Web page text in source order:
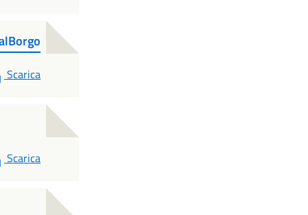
PDF
Scarica
PDF
Scarica